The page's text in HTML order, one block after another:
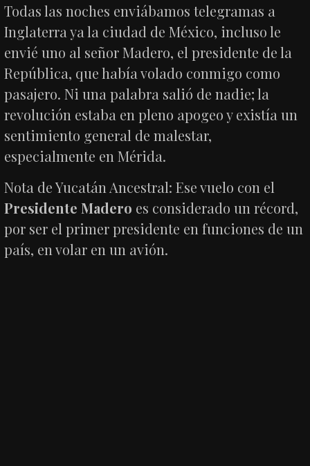
Todas las noches enviábamos telegramas a
Inglaterra ya la ciudad de México, incluso le
envié uno al señor Madero, el presidente de la
República, que había volado conmigo como
pasajero. Ni una palabra salió de nadie; la
revolución estaba en pleno apogeo y existía un
sentimiento general de malestar,
especialmente en Mérida.
Nota de Yucatán Ancestral: Ese vuelo con el
Presidente Madero es considerado un récord,
por ser el primer presidente en funciones de un
país, en volar en un avión.